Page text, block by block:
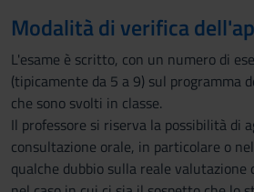
Modalità di verifica
L'esame è scritto, con un numero di
(tipicamente da 5 a 9) sul programma
che sono svolti in classe.
Il professore si riserva la possibilità di
consultazione orale, in particolare o
qualche dubbio sulla reale valutazione